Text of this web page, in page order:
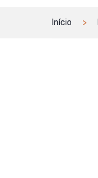
Início